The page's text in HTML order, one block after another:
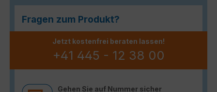
Fragen zum Produkt?
Jetzt kostenfrei beraten lassen!
+41 445 - 12 38 00
Gehen Sie auf Nummer sicher